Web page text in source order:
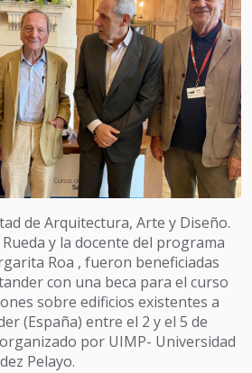
de Arquitectura, Arte y Diseño.
y la docente del programa
Roa , fueron beneficiadas
con una beca para el curso
sobre edificios existentes a
(España) entre el 2 y el 5 de
por UIMP- Universidad
Pelayo.